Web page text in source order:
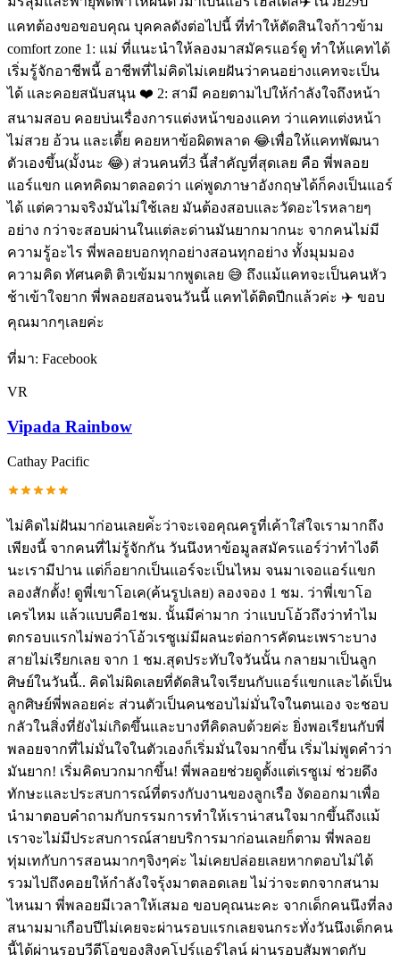
แคทต้องขอขอบคุณ บุคคลดังต่อไปนี้ ที่ทำให้ตัดสินใจก้าวข้าม
comfort zone 1: แม่ ที่แนะนำให้ลองมาสมัครแอร์ดู ทำให้แคทได้
เริ่มรู้จักอาชีพนี้ อาชีพที่ไม่คิดไม่เคยฝันว่าคนอย่างแคทจะเป็น
ได้ และคอยสนับสนุน ❤️ 2: สามี คอยตามไปให้กำลังใจถึงหน้า
สนามสอบ คอยบ่นเรื่องการแต่งหน้าของแคท ว่าแคทแต่งหน้า
ไม่สวย อ้วน และเตี้ย คอยหาข้อผิดพลาด 😂เพื่อให้แคทพัฒนา
ตัวเองขึ้น(มั้งนะ 😂) ส่วนคนที่3 นี้สำคัญที่สุดเลย คือ พี่พลอย
แอร์แขก แคทคิดมาตลอดว่า แค่พูดภาษาอังกฤษได้ก็คงเป็นแอร์
ได้ แต่ความจริงมันไม่ใช้เลย มันต้องสอบและวัดอะไรหลายๆ
อย่าง กว่าจะสอบผ่านในแต่ละด่านมันยากมากนะ จากคนไม่มี
ความรู้อะไร พี่พลอยบอกทุกอย่างสอนทุกอย่าง ทั้งมุมมอง
ความคิด ทัศนคติ ติวเข้มมากพูดเลย 😅 ถึงแม้แคทจะเป็นคนหัว
ช้าเข้าใจยาก พี่พลอยสอนจนวันนี้ แคทได้ติดปีกแล้วค่ะ ✈️ ขอบ
คุณมากๆเลยค่ะ
ที่มา: Facebook
VR
Vipada Rainbow
Cathay Pacific
ไม่คิดไม่ฝันมาก่อนเลยค่ัะว่าจะเจอคุณครูที่เค้าใส่ใจเรามากถึง
เพียงนี้ จากคนที่ไม่รู้จักกัน วันนึงหาข้อมูลสมัครแอร์ว่าทำไงดี
นะเรามีปาน แต่ก็อยากเป็นแอร์จะเป็นไหม จนมาเจอแอร์แขก
ลองสักตั้ง! ดูพี่เขาโอเค(ค้นรูปเลย) ลองจอง 1 ชม. ว่าพี่เขาโอ
เครไหม แล้วแบบคือ1ชม. นั้นมีค่ามาก ว่าแบบโอ้วถึงว่าทำไม
ตกรอบแรกไม่พอว่าโอ้วเรซูเม่มีผลนะต่อการคัดนะเพราะบาง
สายไม่เรียกเลย จาก 1 ชม.สุดประทับใจวันนั้น กลายมาเป็นลูก
ศิษย์ในวันนี้.. คิดไม่ผิดเลยที่ตัดสินใจเรียนกับแอร์แขกและได้เป็น
ลูกศิษย์พี่พลอยค่ะ ส่วนตัวเป็นคนชอบไม่มั่นใจในตนเอง จะชอบ
กลัวในสิ่งที่ยังไม่เกิดขึ้นและบางทีคิดลบด้วยค่ะ ยิ่งพอเรียนกับพี่
พลอยจากที่ไม่มั่นใจในตัวเองก็เริ่มมั่นใจมากขึ้น เริ่มไม่พูดคำว่า
มันยาก! เริ่มคิดบวกมากขึ้น! พี่พลอยช่วยดูตั้งแต่เรซูเม่ ช่วยดึง
ทักษะและประสบการณ์ที่ตรงกับงานของลูกเรือ งัดออกมาเพื่อ
นำมาตอบคำถามกับกรรมการทำให้เราน่าสนใจมากขึ้นถึงแม้
เราจะไม่มีประสบการณ์สายบริการมาก่อนเลยก็ตาม พี่พลอย
ทุ่มเทกับการสอนมากๆจิงๆค่ะ ไม่เคยปล่อยเลยหากตอบไม่ได้
รวมไปถึงคอยให้กำลังใจรุ้งมาตลอดเลย ไม่ว่าจะตกจากสนาม
ไหนมา พี่พลอยมีเวลาให้เสมอ ขอบคุณนะคะ จากเด็กคนนึงที่ลง
สนามมาเกือบปีไม่เคยจะผ่านรอบแรกเลยจนกระทั่งวันนึงเด็กคน
นี้ได้ผ่านรอบวีดีโอของสิงคโปร์แอร์ไลน์ ผ่านรอบสัมพาดกับ